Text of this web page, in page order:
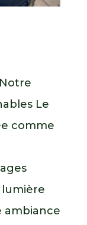
Le
comme
lumière
ambiance